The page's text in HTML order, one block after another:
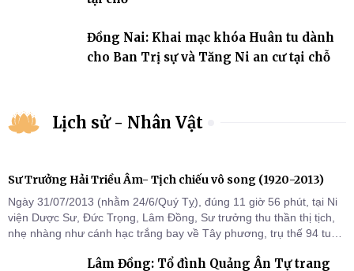
Đồng Nai: Khai mạc khóa Huân tu dành
cho Ban Trị sự và Tăng Ni an cư tại chỗ
Lịch sử - Nhân Vật
Sư Trưởng Hải Triều Âm- Tịch chiếu vô song (1920-2013)
Ngày 31/07/2013 (nhằm 24/6/Quý Tỵ), đúng 11 giờ 56 phút, tại Ni
viện Dược Sư, Đức Trọng, Lâm Đồng, Sư trưởng thu thần thị tịch,
nhẹ nhàng như cánh hạc trắng bay về Tây phương, trụ thế 94 tuổi
Lâm Đồng: Tổ đình Quảng Ân Tự trang